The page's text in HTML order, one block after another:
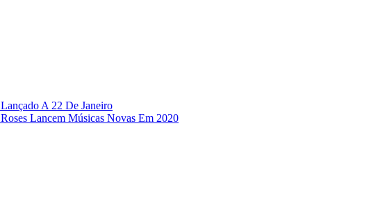
A 22 De Janeiro
Lancem Músicas Novas Em 2020